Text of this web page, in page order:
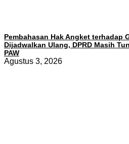
Pembahasan Hak Angket terhadap
Dijadwalkan Ulang, DPRD Masih
PAW
Agustus 3, 2026